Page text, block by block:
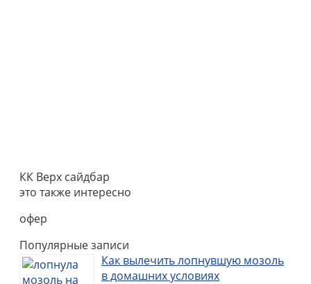
КК Верх сайдбар
это также интересно
офер
Популярные записи
Как вылечить лопнувшую мозоль
в домашних условиях